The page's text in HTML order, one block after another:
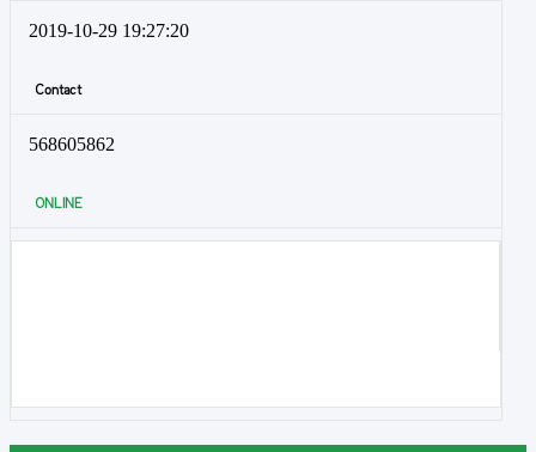
2019-10-29 19:27:20
Contact
568605862
ONLINE